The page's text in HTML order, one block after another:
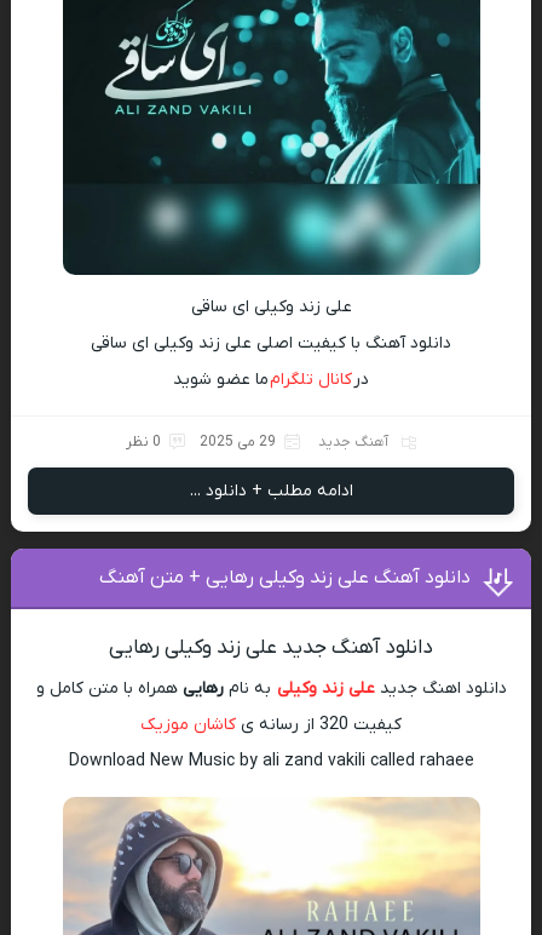
علی زند وکیلی ای ساقی
دانلود آهنگ با کیفیت اصلی علی زند وکیلی ای ساقی
درکانال تلگرامما عضو شوید
آهنگ جدید 29 می 2025 0 نظر
ادامه مطلب + دانلود ...
دانلود آهنگ علی زند وکیلی رهایی + متن آهنگ
دانلود آهنگ جدید علی زند وکیلی رهایی
دانلود اهنگ جدیدعلی زند وکیلی به نامرهایی همراه با متن کامل و
کیفیت 320 از رسانه ی
کاشان موزیک
Download New Music by ali zand vakili called rahaee